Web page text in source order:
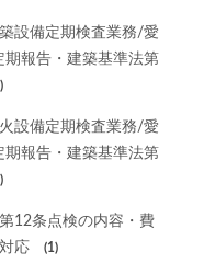
設備定期検査業務/愛
報告・建築基準法第
設備定期検査業務/愛
報告・建築基準法第
12条点検の内容・費
応
(1)